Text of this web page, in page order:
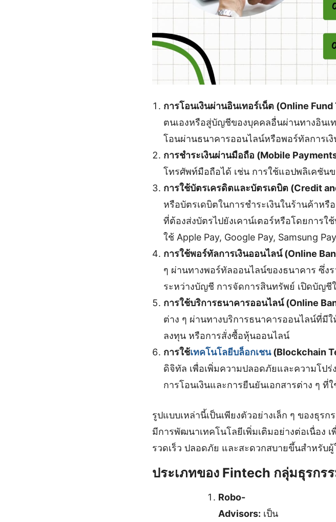
การโอนเงินผ่านอินเทอร์เน็ต (Online
ตนเองหรือสู่บัญชีของบุคคลอื่นผ่านทางอินเ
โอนผ่านธนาคารออนไลน์หรือพอร์ทัลการเ
การชำระเงินผ่านมือถือ (Mobile
โทรศัพท์มือถือได้ เช่น การใช้แอปพลิเคชัน
การใช้บัตรเครดิตและบัตรเดบิต (Credit
หรือบัตรเดบิตในการชำระเงินในร้านค้าห
ที่ต้องส่งบัตรไปยังเคาน์เตอร์หรือโดยการใ
ใช้ Apple Pay, Google Pay, Samsung
การใช้พอร์ทัลการเงินออนไลน์ (Online
ๆ ผ่านทางพอร์ทัลออนไลน์ของธนาคาร ซึ่ง
ระหว่างบัญชี การจัดการสินทรัพย์ เปิดบัญชี
การใช้บริการธนาคารออนไลน์ (Online
ต่าง ๆ ผ่านทางบริการธนาคารออนไลน์ที่มี
ลงทุน หรือการสั่งซื้อหุ้นออนไลน์
การใช้เทคโนโลยีบล็อกเชน(Blockchain
ดิจิทัล เพื่อเพิ่มความปลอดภัยและความโป
การโอนเงินและการยืนยันเอกสารต่าง ๆ ที่
รูปแบบเหล่านี้เป็นเพียงตัวอย่างเล็ก ๆ ของธุร
มีการพัฒนาเทคโนโลยีเพิ่มเติมอย่างต่อเนื่อง เ
รวดเร็ว ปลอดภัย และสะดวกสบายขึ้นสำหรับผู้
ประเภทของ Fintech กลุ่มธุรกร
Robo-
Advisors: เป็น